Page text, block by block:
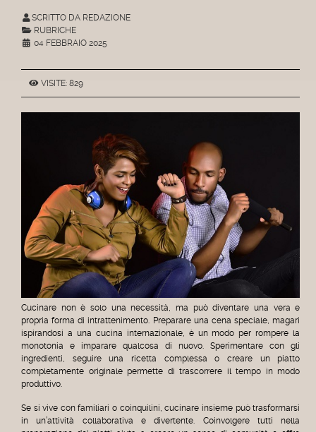
SCRITTO DA REDAZIONE
RUBRICHE
04 FEBBRAIO 2025
VISITE: 829
Cucinare non è solo una necessità, ma può diventare una vera e
propria forma di intrattenimento. Preparare una cena speciale, magari
ispirandosi a una cucina internazionale, è un modo per rompere la
monotonia e imparare qualcosa di nuovo. Sperimentare con gli
ingredienti, seguire una ricetta complessa o creare un piatto
completamente originale permette di trascorrere il tempo in modo
produttivo.
Se si vive con familiari o coinquilini, cucinare insieme può trasformarsi
in un’attività collaborativa e divertente. Coinvolgere tutti nella